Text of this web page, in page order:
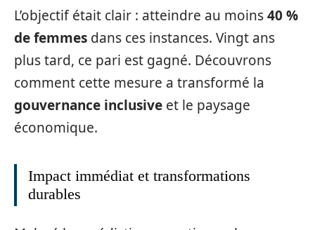
L’objectif était clair : atteindre au moins40 %
de femmes dans ces instances. Vingt ans
plus tard, ce pari est gagné. Découvrons
comment cette mesure a transformé la
gouvernance inclusive et le paysage
économique.
Impact immédiat et transformations
durables